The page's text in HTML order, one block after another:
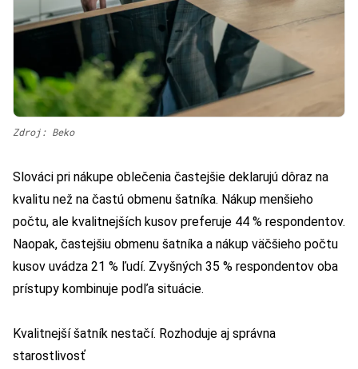
Zdroj: Beko
Slováci pri nákupe oblečenia častejšie deklarujú dôraz na
kvalitu než na častú obmenu šatníka. Nákup menšieho
počtu, ale kvalitnejších kusov preferuje 44 % respondentov.
Naopak, častejšiu obmenu šatníka a nákup väčšieho počtu
kusov uvádza 21 % ľudí. Zvyšných 35 % respondentov oba
prístupy kombinuje podľa situácie.
Kvalitnejší šatník nestačí. Rozhoduje aj správna
starostlivosť